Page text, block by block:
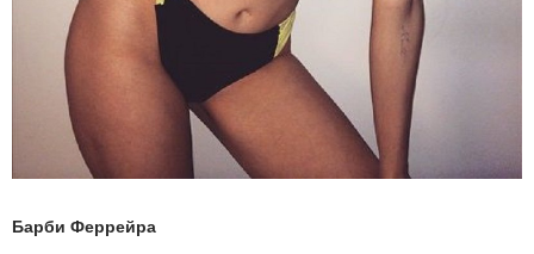
Барби Феррейра